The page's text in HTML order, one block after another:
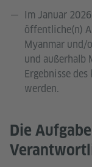
Im Januar
öffentliche(n)
Myanmar und/
und außerhalb
Ergebnisse
werden.
Die